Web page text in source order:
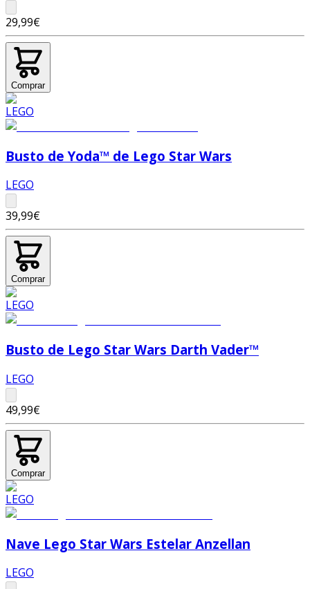
29,99€
Comprar
Busto de Yoda™ de Lego Star Wars
LEGO
39,99€
Comprar
Busto de Lego Star Wars Darth Vader™
LEGO
49,99€
Comprar
Nave Lego Star Wars Estelar Anzellan
LEGO